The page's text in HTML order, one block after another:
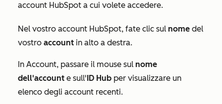
account HubSpot a cui volete accedere.
Nel vostro account HubSpot, fate clic sul nome del
vostro account in alto a destra.
In Account, passare il mouse sul nome
dell'account e sull'ID Hub per visualizzare un
elenco degli account recenti.